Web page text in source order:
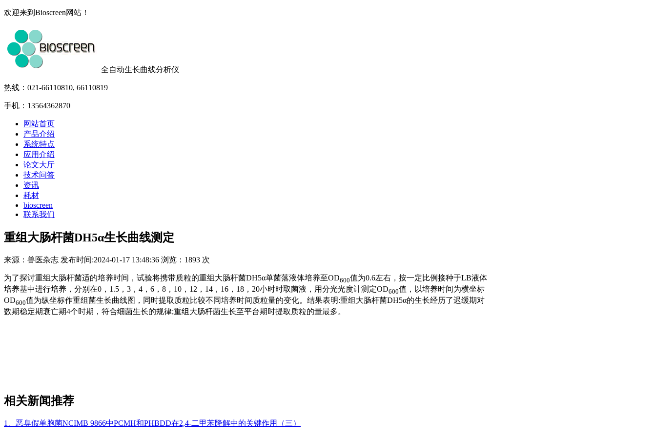
欢迎来到Bioscreen网站！
全自动生长曲线分析仪
热线：021-66110810, 66110819
手机：13564362870
网站首页
产品介绍
系统特点
应用介绍
论文大厅
技术问答
资讯
耗材
bioscreen
联系我们
​重组大肠杆菌DH5α生长曲线测定
来源： 兽医杂志 发布时间:2024-01-17 13:48:36 浏览： 1893 次
为了探讨重组大肠杆菌适的培养时间，试验将携带质粒的重组大肠杆菌DH5α单菌落液体培养至OD600值为0.6左右，按一定比例接种于LB液体
培养基中进行培养，分别在0，1.5，3，4，6，8，10，12，14，16，18，20小时时取菌液，用分光光度计测定OD600值，以培养时间为横坐标
OD600值为纵坐标作重组菌生长曲线图，同时提取质粒比较不同培养时间质粒量的变化。结果表明:重组大肠杆菌DH5α的生长经历了迟缓期对
数期稳定期衰亡期4个时期，符合细菌生长的规律;重组大肠杆菌生长至平台期时提取质粒的量最多。
相关新闻推荐
1、恶臭假单胞菌NCIMB 9866中PCMH和PHBDD在2,4-二甲苯降解中的关键作用（三）